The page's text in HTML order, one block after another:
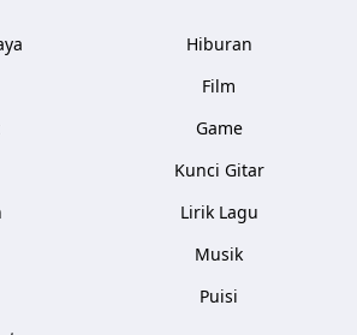
Hiburan
Film
Game
Kunci Gitar
Lirik Lagu
Musik
Puisi